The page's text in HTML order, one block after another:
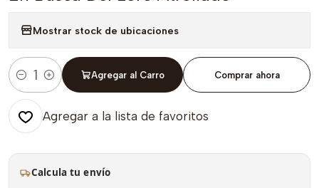
Mostrar stock de ubicaciones
Cantidad
Agregar al Carro Comprar ahora
Agregar a la lista de favoritos
Calcula tu envío